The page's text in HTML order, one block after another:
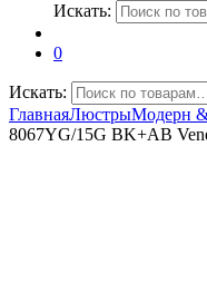
Искать:
0
Искать:
ГлавнаяЛюстрыМодерн
8067YG/15G BK+AB